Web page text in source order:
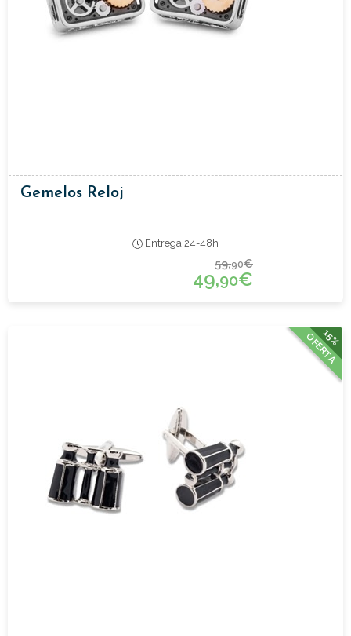
Gemelos Reloj
Entrega 24-48h
59,90€
49,90€
15%
OFERTA